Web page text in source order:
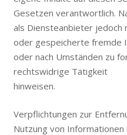
Gesetzen verantwortlich.
als Diensteanbieter
oder gespeicherte fremde
oder nach Umständen zu
rechtswidrige Tätigkeit
hinweisen.
Verpflichtungen zur
Nutzung von Informationen